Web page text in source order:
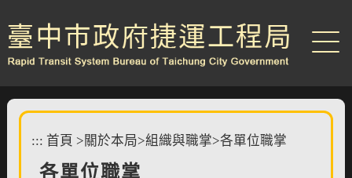
到
主
要
::: 首頁 >關於本局>組織與職掌>各單位職掌
各單位職掌